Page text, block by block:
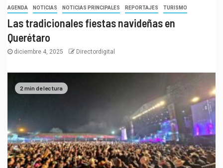
AGENDA NOTICIAS NOTICIAS PRINCIPALES REPORTAJES TURISMO
Las tradicionales fiestas navideñas en
Querétaro
diciembre 4, 2025 Directordigital
2 min de lectura